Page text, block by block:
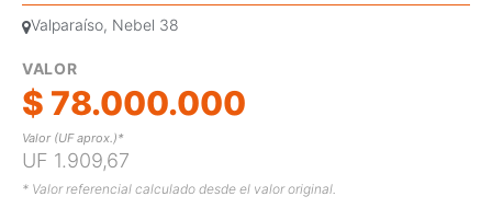
Valparaíso, Nebel 38
VALOR
$ 78.000.000
Valor (UF aprox.)*
UF 1.909,67
* Valor referencial calculado desde el valor original.